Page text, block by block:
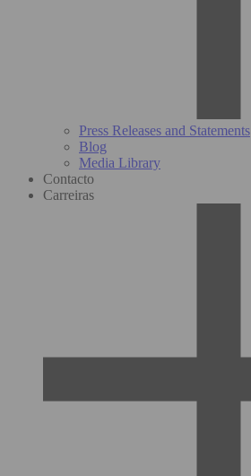
Press Releases and Statements
Blog
Media Library
Contacto
Carreiras